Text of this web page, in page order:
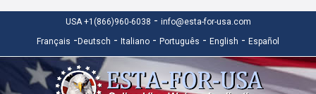
USA +1(866)960-6038 - info@esta-for-usa.com
Français - Deutsch - Italiano - Português - English - Español